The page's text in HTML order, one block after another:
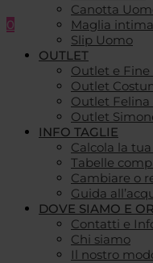
0
Canotta
Maglia
Slip Uomo
OUTLET
Outlet e Fine
Outlet
Outlet
Outlet
INFO TAGLIE
Calcola la
Tabelle
Cambiare o
Guida
DOVE SIAMO E
Contatti e
Chi siamo
Il nostro